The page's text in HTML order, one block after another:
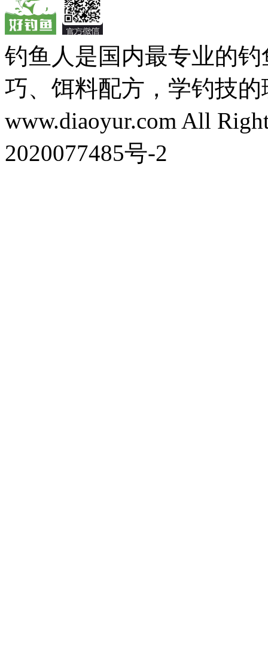
钓鱼人是国内最专业的
巧、饵料配方，学钓技
www.diaoyur.com All
2020077485号-2